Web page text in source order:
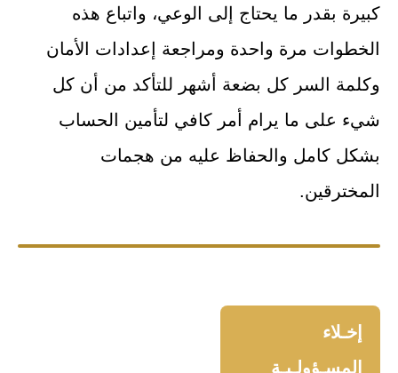
كبيرة بقدر ما يحتاج إلى الوعي، واتباع هذه
الخطوات مرة واحدة ومراجعة إعدادات الأمان
وكلمة السر كل بضعة أشهر للتأكد من أن كل
شيء على ما يرام أمر كافي لتأمين الحساب
بشكل كامل والحفاظ عليه من هجمات
المخترقين.
إخـلاء
المسـؤولـيـة